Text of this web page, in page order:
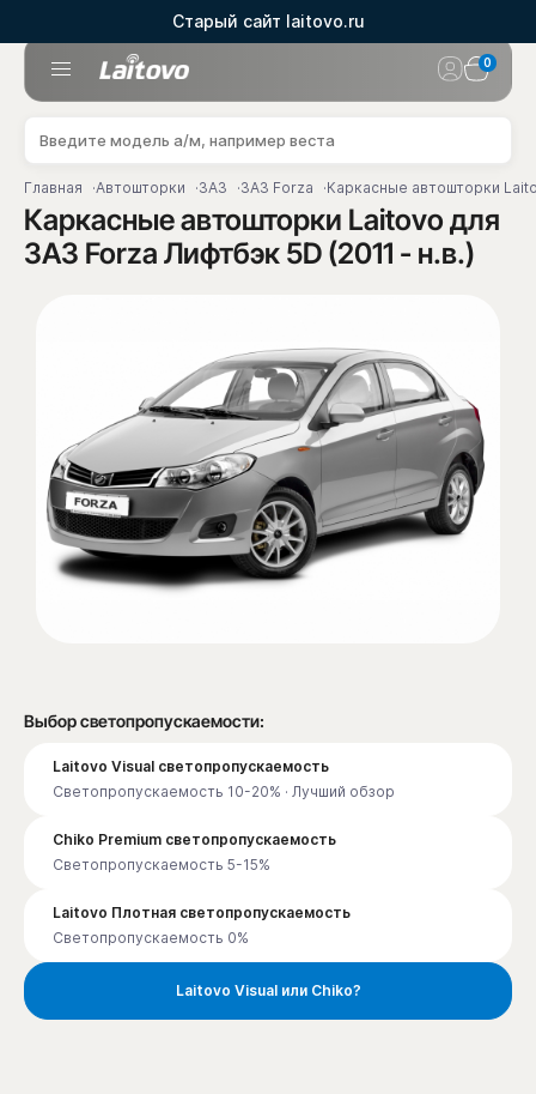
Старый сайт laitovo.ru
0
Главная Автошторки ЗАЗ ЗАЗ Forza Каркасные автошторки
Каркасные автошторки Laitovo для
ЗАЗ Forza Лифтбэк 5D (2011 - н.в.)
Выбор светопропускаемости:
Laitovo Visual светопропускаемость
Светопропускаемость 10-20% · Лучший обзор
Chiko Premium светопропускаемость
Светопропускаемость 5-15%
Laitovo Плотная светопропускаемость
Светопропускаемость 0%
Laitovo Visual или Chiko?